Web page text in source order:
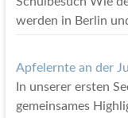
werden in Berlin
Apfelernte an der
In unserer ersten
gemeinsames